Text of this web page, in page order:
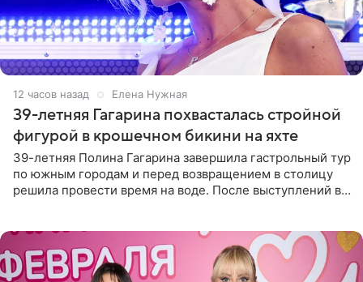
12 часов назад Елена Нужная
39-летняя Гагарина похвасталась стройной
фигурой в крошечном бикини на яхте
39-летняя Полина Гагарина завершила гастрольный тур
по южным городам и перед возвращением в столицу
решила провести время на воде. После выступлений в